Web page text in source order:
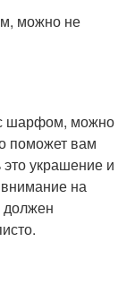
можно не
с шарфом, можно
поможет вам
украшение и
внимание на
должен